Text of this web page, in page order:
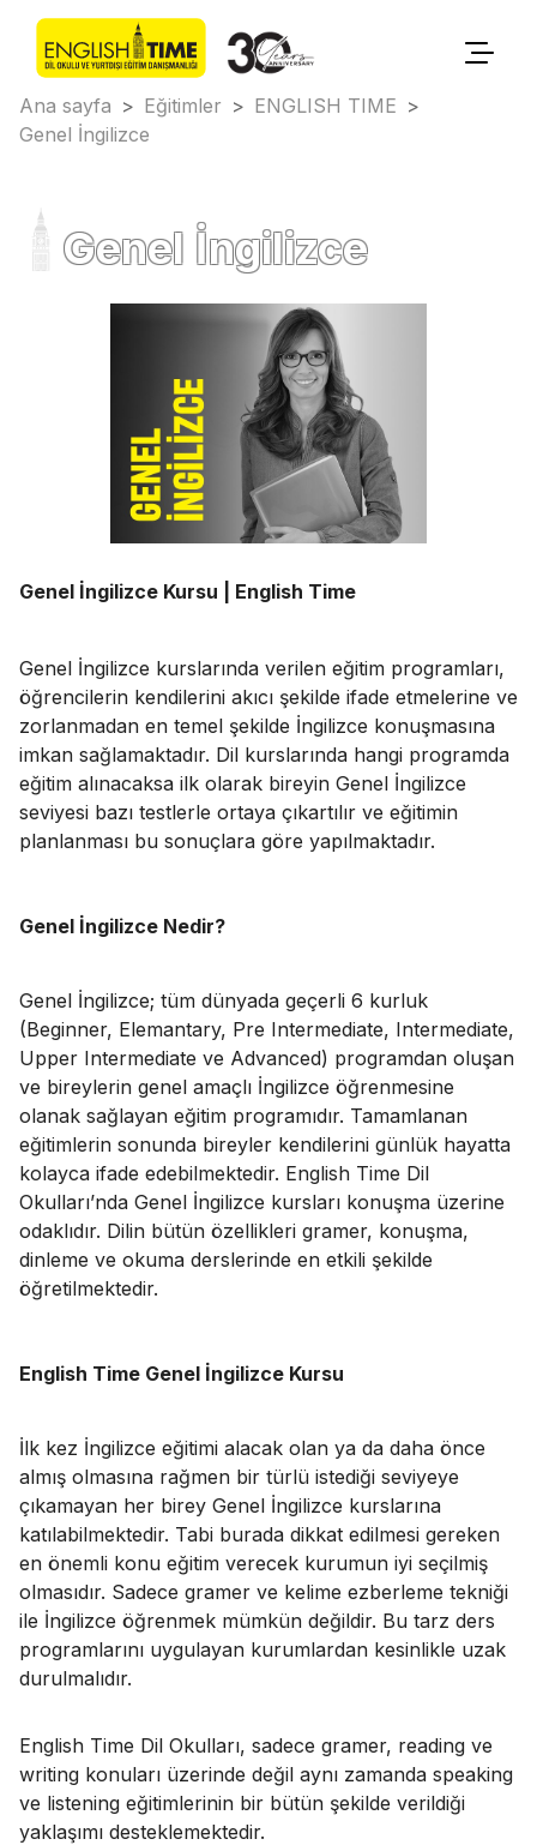
Ana sayfa > Eğitimler > ENGLISH TIME >
Genel İngilizce
Genel İngilizce
Genel İngilizce Kursu | English Time
Genel İngilizce kurslarında verilen eğitim programları,
öğrencilerin kendilerini akıcı şekilde ifade etmelerine ve
zorlanmadan en temel şekilde İngilizce konuşmasına
imkan sağlamaktadır. Dil kurslarında hangi programda
eğitim alınacaksa ilk olarak bireyin Genel İngilizce
seviyesi bazı testlerle ortaya çıkartılır ve eğitimin
planlanması bu sonuçlara göre yapılmaktadır.
Genel İngilizce Nedir?
Genel İngilizce; tüm dünyada geçerli 6 kurluk
(Beginner, Elemantary, Pre Intermediate, Intermediate,
Upper Intermediate ve Advanced) programdan oluşan
ve bireylerin genel amaçlı İngilizce öğrenmesine
olanak sağlayan eğitim programıdır. Tamamlanan
eğitimlerin sonunda bireyler kendilerini günlük hayatta
kolayca ifade edebilmektedir. English Time Dil
Okulları’nda Genel İngilizce kursları konuşma üzerine
odaklıdır. Dilin bütün özellikleri gramer, konuşma,
dinleme ve okuma derslerinde en etkili şekilde
öğretilmektedir.
English Time Genel İngilizce Kursu
İlk kez İngilizce eğitimi alacak olan ya da daha önce
almış olmasına rağmen bir türlü istediği seviyeye
çıkamayan her birey Genel İngilizce kurslarına
katılabilmektedir. Tabi burada dikkat edilmesi gereken
en önemli konu eğitim verecek kurumun iyi seçilmiş
olmasıdır. Sadece gramer ve kelime ezberleme tekniği
ile İngilizce öğrenmek mümkün değildir. Bu tarz ders
programlarını uygulayan kurumlardan kesinlikle uzak
durulmalıdır.
English Time Dil Okulları, sadece gramer, reading ve
writing konuları üzerinde değil aynı zamanda speaking
ve listening eğitimlerinin bir bütün şekilde verildiği
yaklaşımı desteklemektedir.